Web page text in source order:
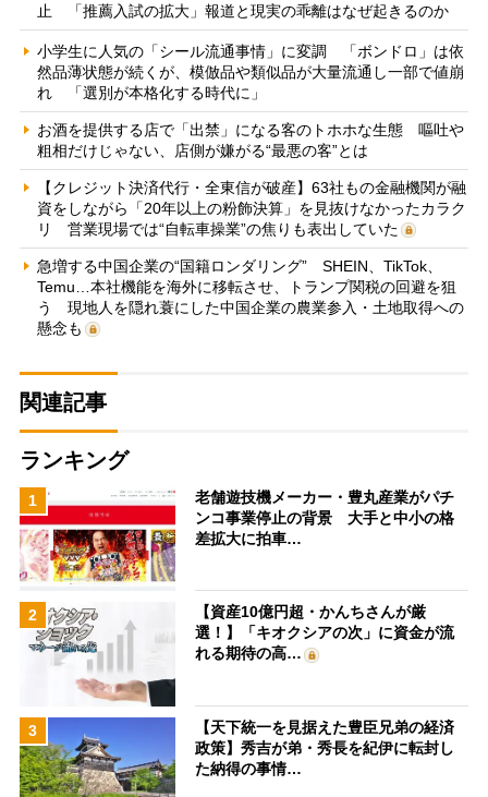
止 「推薦入試の拡大」報道と現実の乖離はなぜ起きるのか
小学生に人気の「シール流通事情」に変調 「ボンドロ」は依
然品薄状態が続くが、模倣品や類似品が大量流通し一部で値崩
れ 「選別が本格化する時代に」
お酒を提供する店で「出禁」になる客のトホホな生態 嘔吐や
粗相だけじゃない、店側が嫌がる“最悪の客”とは
【クレジット決済代行・全東信が破産】63社もの金融機関が融
資をしながら「20年以上の粉飾決算」を見抜けなかったカラク
リ 営業現場では“自転車操業”の焦りも表出していた
急増する中国企業の“国籍ロンダリング” SHEIN、TikTok、
Temu…本社機能を海外に移転させ、トランプ関税の回避を狙
う 現地人を隠れ蓑にした中国企業の農業参入・土地取得への
懸念も
関連記事
ランキング
1
老舗遊技機メーカー・豊丸産業がパチ
ンコ事業停止の背景 大手と中小の格
差拡大に拍車…
2
【資産10億円超・かんちさんが厳
選！】「キオクシアの次」に資金が流
れる期待の高…
3
【天下統一を見据えた豊臣兄弟の経済
政策】秀吉が弟・秀長を紀伊に転封し
た納得の事情…